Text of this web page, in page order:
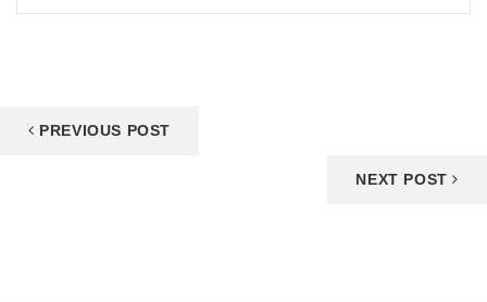
PREVIOUS POST
NEXT POST